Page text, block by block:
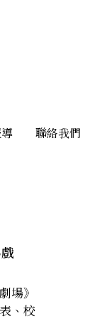
聯絡我們
聯絡我們
場》
、校